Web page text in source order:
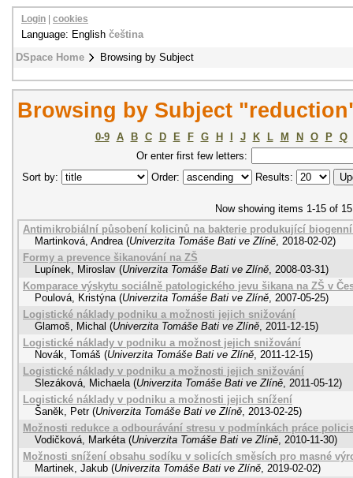
DSpace Home Browsing by Subject
Login cookies
Language: English čeština
Browsing by Subject
0-9 A B C D E F G H J K L M N O P
Q
Or enter first few letters:
Sort by:
Order: Results:
Now showing items 1-15 of 15
Antimikrobiální působení kolicinů na bakterie produkující
Martinková, Andrea (Univerzita Tomáše Bati ve Zlíně, 2018-02-02)
Formy a prevence šikanování na ZŠ
Lupínek, Miroslav (Univerzita Tomáše Bati ve Zlíně, 2008-03-31)
Komparace výskytu sociálně patologického jevu šikana na ZŠ v
Poulová, Kristýna (Univerzita Tomáše Bati ve Zlíně, 2007-05-25)
Logistické náklady podniku a možnosti jejich snižování
Glamoš, Michal (Univerzita Tomáše Bati ve Zlíně, 2011-12-15)
Logistické náklady v podniku a možnost jejich snižování
Novák, Tomáš (Univerzita Tomáše Bati ve Zlíně, 2011-12-15)
Logistické náklady v podniku a možnosti jejich snižování
Slezáková, Michaela (Univerzita Tomáše Bati ve Zlíně, 2011-05-12)
Logistické náklady v podniku a možnosti jejich snížení
Šaněk, Petr (Univerzita Tomáše Bati ve Zlíně, 2013-02-25)
Možnosti redukce a odbourávání stresu v podmínkách práce
Vodičková, Markéta (Univerzita Tomáše Bati ve Zlíně, 2010-11-30)
Možnosti snížení obsahu sodíku v solicích směsích pro masné
Martinek, Jakub (Univerzita Tomáše Bati ve Zlíně, 2019-02-02)